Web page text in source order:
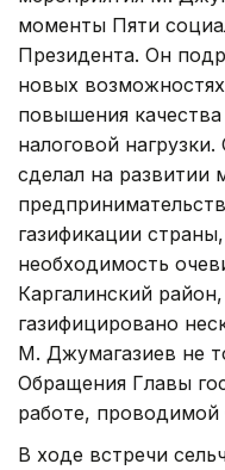
моменты Пяти
Президента. Он
новых
повышения
налоговой
сделал на развитии
газификации
необходимость
Каргалинский
газифицировано
М. Джумагазиев не
Обращения Главы
работе,
В ходе встречи